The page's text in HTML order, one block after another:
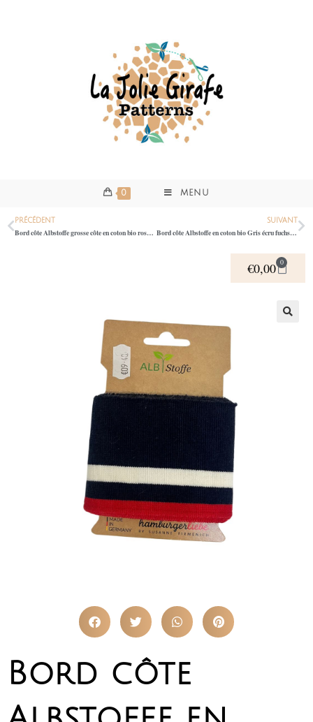
0 MENU
PRÉCÉDENT
Bord côte Albstoffe grosse côte en coton bio rose beige écru 0395
SUIVANT
Bord côte Albstoffe en coton bio Gris écru fuchsia rouge 0395
€0,00 0
Bord côte